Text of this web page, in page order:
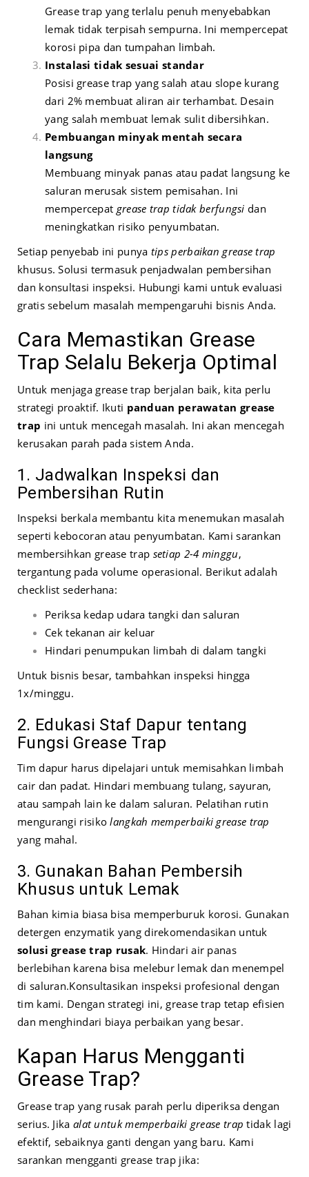
Grease trap yang terlalu penuh menyebabkan
lemak tidak terpisah sempurna. Ini mempercepat
korosi pipa dan tumpahan limbah.
Instalasi tidak sesuai standar
Posisi grease trap yang salah atau slope kurang
dari 2% membuat aliran air terhambat. Desain
yang salah membuat lemak sulit dibersihkan.
Pembuangan minyak mentah secara
langsung
Membuang minyak panas atau padat langsung ke
saluran merusak sistem pemisahan. Ini
mempercepat grease trap tidak berfungsi dan
meningkatkan risiko penyumbatan.
Setiap penyebab ini punya tips perbaikan grease trap
khusus. Solusi termasuk penjadwalan pembersihan
dan konsultasi inspeksi. Hubungi kami untuk evaluasi
gratis sebelum masalah mempengaruhi bisnis Anda.
Cara Memastikan Grease
Trap Selalu Bekerja Optimal
Untuk menjaga grease trap berjalan baik, kita perlu
strategi proaktif. Ikuti panduan perawatan grease
trap ini untuk mencegah masalah. Ini akan mencegah
kerusakan parah pada sistem Anda.
1. Jadwalkan Inspeksi dan
Pembersihan Rutin
Inspeksi berkala membantu kita menemukan masalah
seperti kebocoran atau penyumbatan. Kami sarankan
membersihkan grease trap setiap 2-4 minggu,
tergantung pada volume operasional. Berikut adalah
checklist sederhana:
Periksa kedap udara tangki dan saluran
Cek tekanan air keluar
Hindari penumpukan limbah di dalam tangki
Untuk bisnis besar, tambahkan inspeksi hingga
1x/minggu.
2. Edukasi Staf Dapur tentang
Fungsi Grease Trap
Tim dapur harus dipelajari untuk memisahkan limbah
cair dan padat. Hindari membuang tulang, sayuran,
atau sampah lain ke dalam saluran. Pelatihan rutin
mengurangi risikolangkah memperbaiki grease trap
yang mahal.
3. Gunakan Bahan Pembersih
Khusus untuk Lemak
Bahan kimia biasa bisa memperburuk korosi. Gunakan
detergen enzymatik yang direkomendasikan untuk
solusi grease trap rusak. Hindari air panas
berlebihan karena bisa melebur lemak dan menempel
di saluran.Konsultasikan inspeksi profesional dengan
tim kami. Dengan strategi ini, grease trap tetap efisien
dan menghindari biaya perbaikan yang besar.
Kapan Harus Mengganti
Grease Trap?
Grease trap yang rusak parah perlu diperiksa dengan
serius. Jika alat untuk memperbaiki grease trap tidak lagi
efektif, sebaiknya ganti dengan yang baru. Kami
sarankan mengganti grease trap jika: